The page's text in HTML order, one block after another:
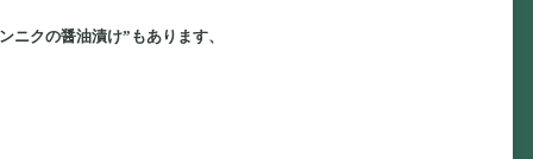
クの醤油漬け”もあります、